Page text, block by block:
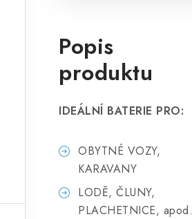
Popis
produktu
IDEÁLNÍ BATERIE PRO:
OBYTNÉ VOZY,
KARAVANY
LODĚ, ČLUNY,
PLACHETNICE, apod.